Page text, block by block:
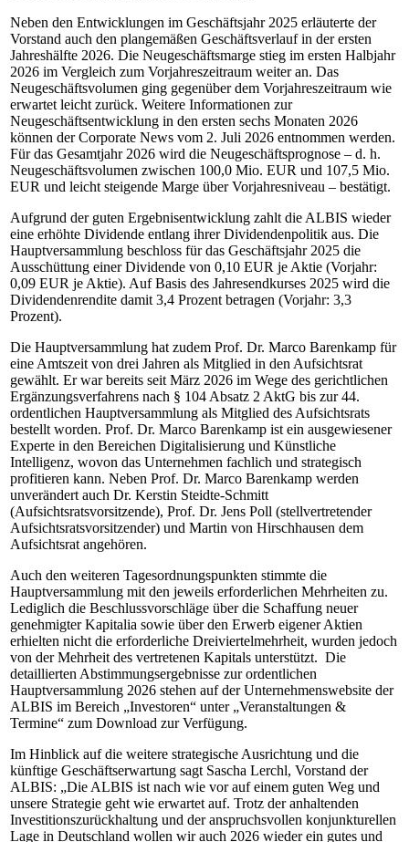
Neben den Entwicklungen im Geschäftsjahr 2025 erläuterte der
Vorstand auch den plangemäßen Geschäftsverlauf in der ersten
Jahreshälfte 2026. Die Neugeschäftsmarge stieg im ersten Halbjahr
2026 im Vergleich zum Vorjahreszeitraum weiter an. Das
Neugeschäftsvolumen ging gegenüber dem Vorjahreszeitraum wie
erwartet leicht zurück. Weitere Informationen zur
Neugeschäftsentwicklung in den ersten sechs Monaten 2026
können der Corporate News vom 2. Juli 2026 entnommen werden.
Für das Gesamtjahr 2026 wird die Neugeschäftsprognose – d. h.
Neugeschäftsvolumen zwischen 100,0 Mio. EUR und 107,5 Mio.
EUR und leicht steigende Marge über Vorjahresniveau – bestätigt.
Aufgrund der guten Ergebnisentwicklung zahlt die ALBIS wieder
eine erhöhte Dividende entlang ihrer Dividendenpolitik aus. Die
Hauptversammlung beschloss für das Geschäftsjahr 2025 die
Ausschüttung einer Dividende von 0,10 EUR je Aktie (Vorjahr:
0,09 EUR je Aktie). Auf Basis des Jahresendkurses 2025 wird die
Dividendenrendite damit 3,4 Prozent betragen (Vorjahr: 3,3
Prozent).
Die Hauptversammlung hat zudem Prof. Dr. Marco Barenkamp für
eine Amtszeit von drei Jahren als Mitglied in den Aufsichtsrat
gewählt. Er war bereits seit März 2026 im Wege des gerichtlichen
Ergänzungsverfahrens nach § 104 Absatz 2 AktG bis zur 44.
ordentlichen Hauptversammlung als Mitglied des Aufsichtsrats
bestellt worden. Prof. Dr. Marco Barenkamp ist ein ausgewiesener
Experte in den Bereichen Digitalisierung und Künstliche
Intelligenz, wovon das Unternehmen fachlich und strategisch
profitieren kann. Neben Prof. Dr. Marco Barenkamp werden
unverändert auch Dr. Kerstin Steidte-Schmitt
(Aufsichtsratsvorsitzende), Prof. Dr. Jens Poll (stellvertretender
Aufsichtsratsvorsitzender) und Martin von Hirschhausen dem
Aufsichtsrat angehören.
Auch den weiteren Tagesordnungspunkten stimmte die
Hauptversammlung mit den jeweils erforderlichen Mehrheiten zu.
Lediglich die Beschlussvorschläge über die Schaffung neuer
genehmigter Kapitalia sowie über den Erwerb eigener Aktien
erhielten nicht die erforderliche Dreiviertelmehrheit, wurden jedoch
von der Mehrheit des vertretenen Kapitals unterstützt. Die
detaillierten Abstimmungsergebnisse zur ordentlichen
Hauptversammlung 2026 stehen auf der Unternehmenswebsite der
ALBIS im Bereich „Investoren“ unter „Veranstaltungen &
Termine“ zum Download zur Verfügung.
Im Hinblick auf die weitere strategische Ausrichtung und die
künftige Geschäftserwartung sagt Sascha Lerchl, Vorstand der
ALBIS: „Die ALBIS ist nach wie vor auf einem guten Weg und
unsere Strategie geht wie erwartet auf. Trotz der anhaltenden
Investitionszurückhaltung und der anspruchsvollen konjunkturellen
Lage in Deutschland wollen wir auch 2026 wieder ein gutes und